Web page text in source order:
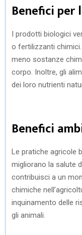
Benefici per
I prodotti biologici
o fertilizzanti
meno sostanze
corpo. Inoltre, gli
dei loro nutrienti
Benefici
Le pratiche agricole
migliorano la salute
contribuisci a un
chimiche
inquinamento delle
gli animali.